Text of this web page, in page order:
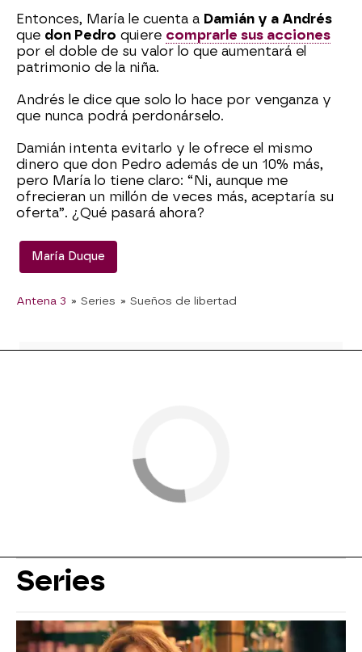
Entonces, María le cuenta a Damián y a Andrés
que don Pedro quiere comprarle sus acciones
por el doble de su valor lo que aumentará el
patrimonio de la niña.
Andrés le dice que solo lo hace por venganza y
que nunca podrá perdonárselo.
Damián intenta evitarlo y le ofrece el mismo
dinero que don Pedro además de un 10% más,
pero María lo tiene claro: “Ni, aunque me
ofrecieran un millón de veces más, aceptaría su
oferta”. ¿Qué pasará ahora?
María Duque
Antena 3 » Series » Sueños de libertad
Series